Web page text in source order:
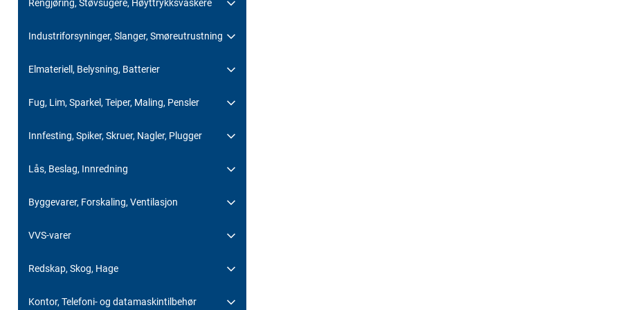
Rengjøring, Støvsugere, Høyttrykksvaskere
Industriforsyninger, Slanger, Smøreutrustning
Elmateriell, Belysning, Batterier
Fug, Lim, Sparkel, Teiper, Maling, Pensler
Innfesting, Spiker, Skruer, Nagler, Plugger
Lås, Beslag, Innredning
Byggevarer, Forskaling, Ventilasjon
VVS-varer
Redskap, Skog, Hage
Kontor, Telefoni- og datamaskintilbehør